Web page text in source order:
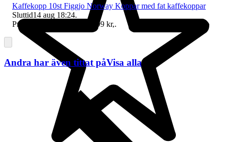
Kaffekopp 10st Figgjo Norway Koppar med fat kaffekoppar
Sluttid14 aug 18:24.
Pris:
299 kr,.
Andra har även tittat påVisa alla